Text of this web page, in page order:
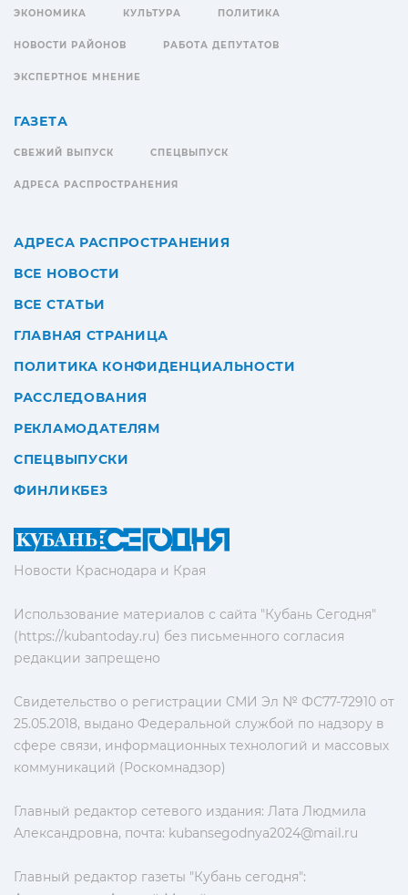
Новости Краснодара и Края
Использование материалов с сайта "Кубань Сегодня"
(https://kubantoday.ru) без письменного согласия
редакции запрещено
Свидетельство о регистрации СМИ Эл № ФС77-72910 от
25.05.2018, выдано Федеральной службой по надзору в
сфере связи, информационных технологий и массовых
коммуникаций (Роскомнадзор)
Главный редактор сетевого издания: Лата Людмила
Александровна, почта: kubansegodnya2024@mail.ru
Главный редактор газеты "Кубань сегодня":
ЭКОНОМИКА КУЛЬТУРА ПОЛИТИКА
НОВОСТИ РАЙОНОВ РАБОТА ДЕПУТАТОВ
ЭКСПЕРТНОЕ МНЕНИЕ
ГАЗЕТА
СВЕЖИЙ ВЫПУСК СПЕЦВЫПУСК
АДРЕСА РАСПРОСТРАНЕНИЯ
АДРЕСА РАСПРОСТРАНЕНИЯ
ВСЕ НОВОСТИ
ВСЕ СТАТЬИ
ГЛАВНАЯ СТРАНИЦА
ПОЛИТИКА КОНФИДЕНЦИАЛЬНОСТИ
РАССЛЕДОВАНИЯ
РЕКЛАМОДАТЕЛЯМ
СПЕЦВЫПУСКИ
ФИНЛИКБЕЗ